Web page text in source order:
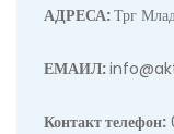
АДРЕСА:Трг
ЕМАИЛ:
Контакт телефон: